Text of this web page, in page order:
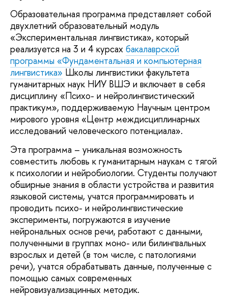
Образовательная программа представляет собой
двухлетний образовательный модуль
«Экспериментальная лингвистика», который
реализуется на 3 и 4 курсах бакалаврской
программы «Фундаментальная и компьютерная
лингвистика» Школы лингвистики факультета
гуманитарных наук НИУ ВШЭ и включает в себя
дисциплину «Психо- и нейролингвистический
практикум», поддерживаемую Научным центром
мирового уровня «Центр междисциплинарных
исследований человеческого потенциала».
Эта программа – уникальная возможность
совместить любовь к гуманитарным наукам с тягой
к психологии и нейробиологии. Студенты получают
обширные знания в области устройства и развития
языковой системы, учатся программировать и
проводить психо- и нейролингвистические
эксперименты, погружаются в изучение
нейрональных основ речи, работают с данными,
полученными в группах моно- или билингвальных
взрослых и детей (в том числе, с патологиями
речи), учатся обрабатывать данные, полученные с
помощью самых современных
нейровизуализацинных методик.